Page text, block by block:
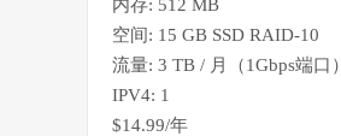
内存: 512 MB
空间: 15 GB SSD RAID-10
流量: 3 TB / 月（1Gbps端口）
IPV4: 1
$14.99/年